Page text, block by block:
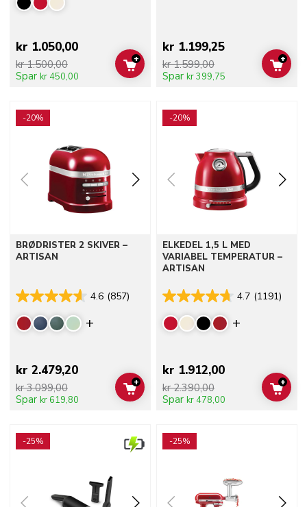
kr 1.050,00
kr 1.500,00
Spar kr 450,00
ADD TO CART
+
kr 1.199,25
kr 1.599,00
Spar kr 399,75
ADD
+
-20%
BRØDRISTER 2 SKIVER –
ARTISAN
4.6 (857)
Display more colors
kr 2.479,20
kr 3.099,00
Spar kr 619,80
ADD TO CART
+
-20%
ELKEDEL 1,5 L MED
VARIABEL TEMPERATUR –
ARTISAN
4.7 (1191)
Display
kr 1.912,00
kr 2.390,00
Spar kr 478,00
ADD
+
-25% -25%